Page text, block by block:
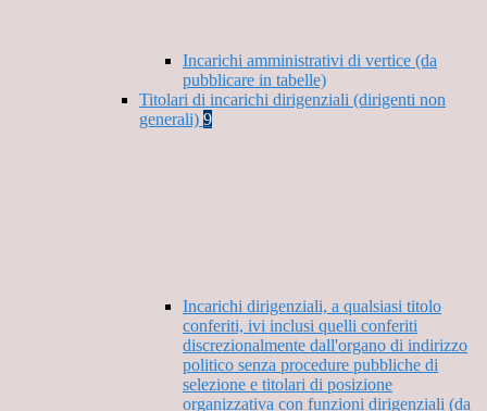
Incarichi amministrativi di vertice (da
pubblicare in tabelle)
Titolari di incarichi dirigenziali (dirigenti non
generali) 9
Incarichi dirigenziali, a qualsiasi titolo
conferiti, ivi inclusi quelli conferiti
discrezionalmente dall'organo di indirizzo
politico senza procedure pubbliche di
selezione e titolari di posizione
organizzativa con funzioni dirigenziali (da